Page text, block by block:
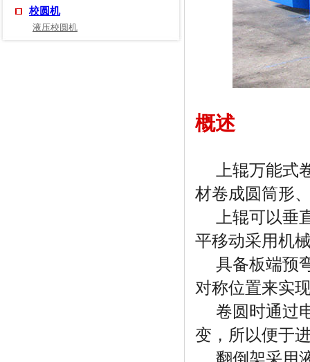
校圆机
液压校圆机
概述
上辊万能式
材卷成圆筒形
上辊可以垂
平移动采用机
具备板端预
对称位置来实
卷圆时通过
变，所以便于